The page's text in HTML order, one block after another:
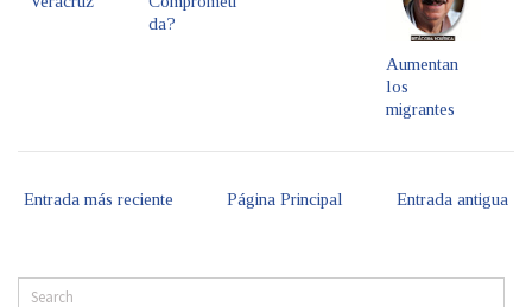
da?
Aumentan
los
migrantes
Entrada más reciente Entrada antigua
Página Principal